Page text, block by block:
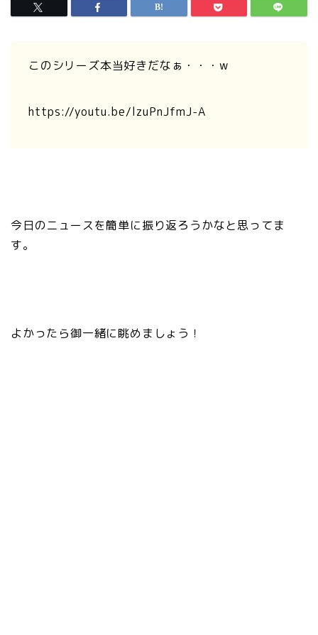
このシリーズ本当好きだなぁ・・・w
https://youtu.be/lzuPnJfmJ-A
今日のニュースを簡単に振り返ろうかなと思ってま
す。
よかったら御一緒に眺めましょう！